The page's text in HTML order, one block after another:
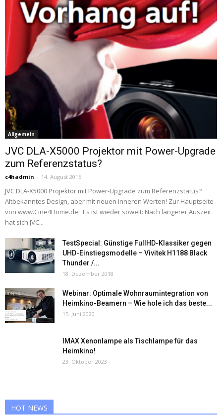
Allgemein
JVC DLA-X5000 Projektor mit Power-Upgrade
zum Referenzstatus?
c4hadmin - 14. August 2015
JVC DLA-X5000 Projektor mit Power-Upgrade zum Referenzstatus?
Altbekanntes Design, aber mit neuen inneren Werten! Zur Hauptseite
von www.Cine4Home.de Es ist wieder soweit: Nach längerer Auszeit
hat sich JVC...
TestSpecial: Günstige FullHD-Klassiker gegen
UHD-Einstiegsmodelle – Vivitek H1188 Black
Thunder /...
18. Dezember 2018
Webinar: Optimale Wohnraumintegration von
Heimkino-Beamern – Wie hole ich das beste...
15. Juni 2020
IMAX Xenonlampe als Tischlampe für das
Heimkino!
23. Oktober 2023
HOT NEWS